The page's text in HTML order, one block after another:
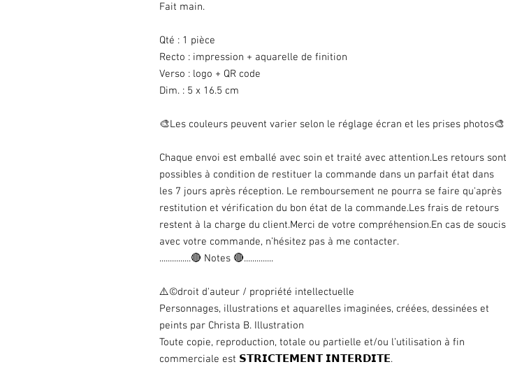
Fait main.
Qté : 1 pièce
Recto : impression + aquarelle de finition
Verso : logo + QR code
Dim. : 5 x 16.5 cm
🎨Les couleurs peuvent varier selon le réglage écran et les prises photos🎨
Chaque envoi est emballé avec soin et traité avec attention.Les retours sont
possibles à condition de restituer la commande dans un parfait état dans
les 7 jours après réception. Le remboursement ne pourra se faire qu'après
restitution et vérification du bon état de la commande.Les frais de retours
restent à la charge du client.Merci de votre compréhension.En cas de soucis
avec votre commande, n’hésitez pas à me contacter.
...............🔴 Notes 🔴..............
⚠️©droit d'auteur / propriété intellectuelle
Personnages, illustrations et aquarelles imaginées, créées, dessinées et
peints par Christa B. Illustration
Toute copie, reproduction, totale ou partielle et/ou l’utilisation à fin
commerciale est 𝗦𝗧𝗥𝗜𝗖𝗧𝗘𝗠𝗘𝗡𝗧 𝗜𝗡𝗧𝗘𝗥𝗗𝗜𝗧𝗘.